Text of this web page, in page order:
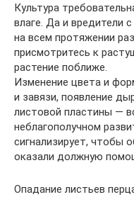
Культура
влаге. Да и вредители
на всем протяжении
присмотритесь к
растение поближе.
Изменение цвета и
и завязи, появление
листовой пластины —
неблагополучном
сигнализирует, чтобы
оказали должную
Опадание листьев